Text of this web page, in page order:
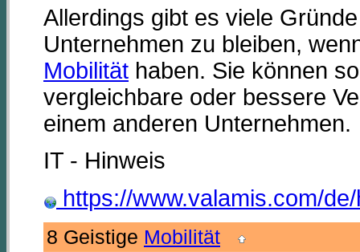
Allerdings gibt es viele
Unternehmen zu bleiben,
Mobilität haben. Sie können
vergleichbare oder bessere
einem anderen Unternehmen.
IT - Hinweis
https://www.valamis.com/
8 Geistige Mobilität